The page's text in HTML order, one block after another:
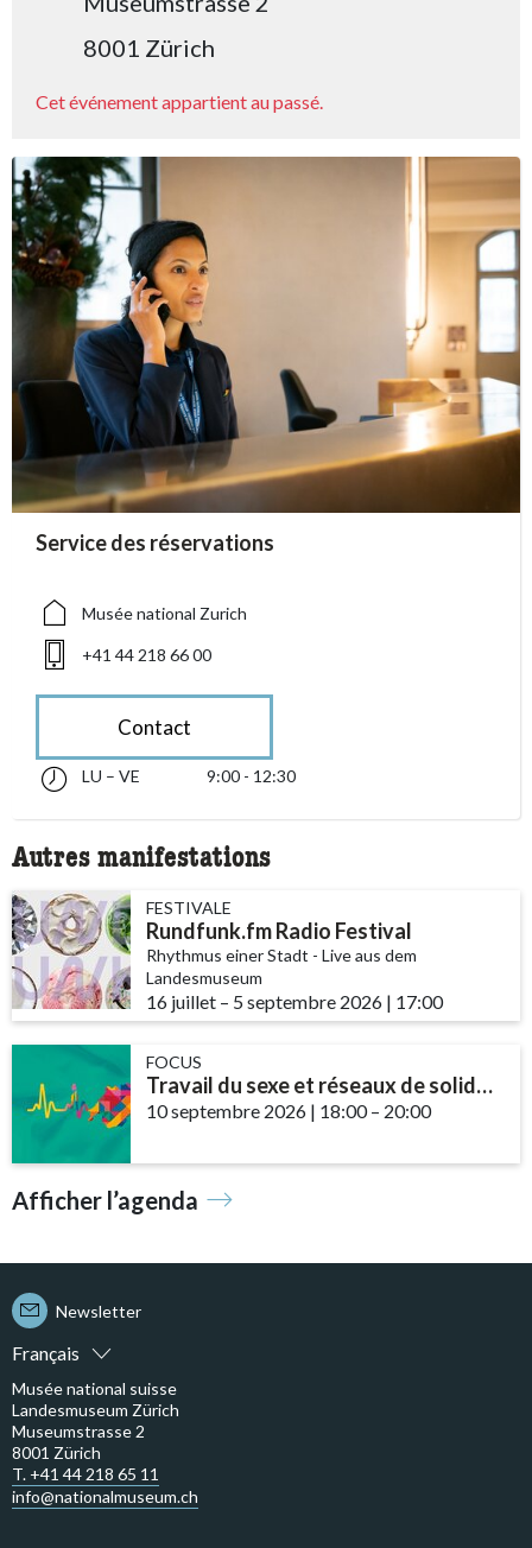
8001 Zürich
Cet événement appartient au passé.
accessibility.sr-only.person_card_info
Service des réservations
accessibility.sr-only.museum
Musée national Zurich
accessibility.sr-only.phone
+41 44 218 66 00
Contact
accessibility.sr-only.opening_hours
lundi jusqu’à vendredi 09:00 - 12:30
LU – VE 9:00 - 12:30
Autres manifestations
FESTIVALE
Rundfunk.fm Radio Festival
Rhythmus einer Stadt - Live aus dem
Landesmuseum
16 juillet accessibility.time_to
– 5 septembre 2026 | 17:00
FOCUS
Travail du sexe et réseaux de solidarité – le rôle des communautés et des ...
10 septembre 2026 | 18:00– 20:00
Afficher l’agenda
Français
Newsletter
Musée national suisse
Landesmuseum Zürich
Museumstrasse 2
8001 Zürich
T. +41 44 218 65 11
info@nationalmuseum.ch